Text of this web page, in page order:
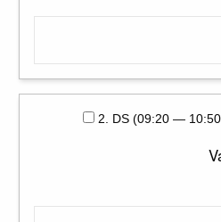
2. DS (09:20 —